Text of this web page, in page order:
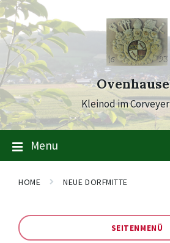
Skip
to
content
Skip
to
main
navigation
Skip
to
footer
Kleinod im
Menu
HOME NEUE DORFMITTE
SEITENMENÜ